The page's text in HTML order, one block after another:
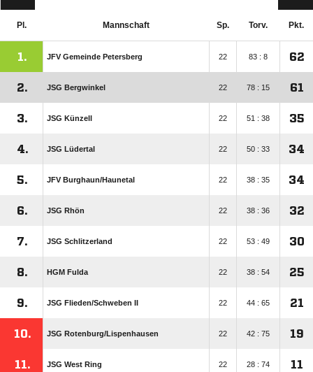
Pl. Mannschaft Sp. Torv. Pkt.
1. JFV Gemeinde Petersberg 22 83 : 8 62
2. JSG Bergwinkel 22 78 : 15 61
3. JSG Künzell 22 51 : 38 35
4. JSG Lüdertal 22 50 : 33 34
5. JFV Burghaun/​Haunetal 22 38 : 35 34
6. JSG Rhön 22 38 : 36 32
7. JSG Schlitzerland 22 53 : 49 30
8. HGM Fulda 22 38 : 54 25
9. JSG Flieden/​Schweben II 22 44 : 65 21
10. JSG Rotenburg/​Lispenhausen 22 42 : 75 19
11. JSG West Ring 22 28 : 74 11